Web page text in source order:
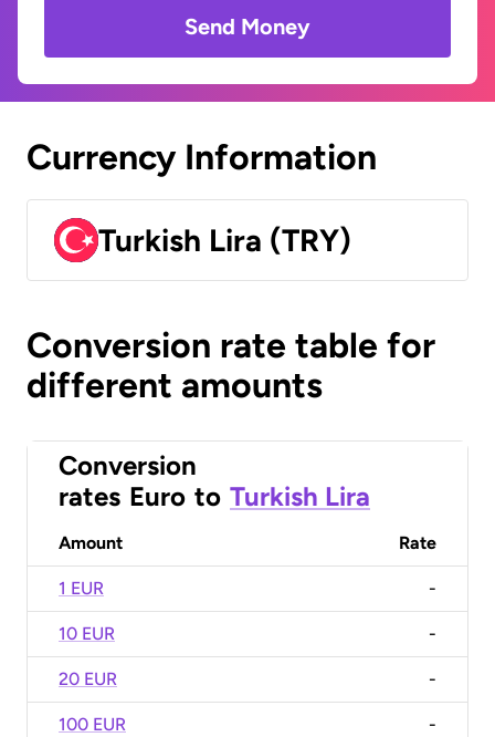
Send Money
Currency Information
Turkish Lira (TRY)
Conversion rate table for
different amounts
Conversion
rates Euro to Turkish Lira
Amount Rate
1 EUR -
10 EUR -
20 EUR -
100 EUR -